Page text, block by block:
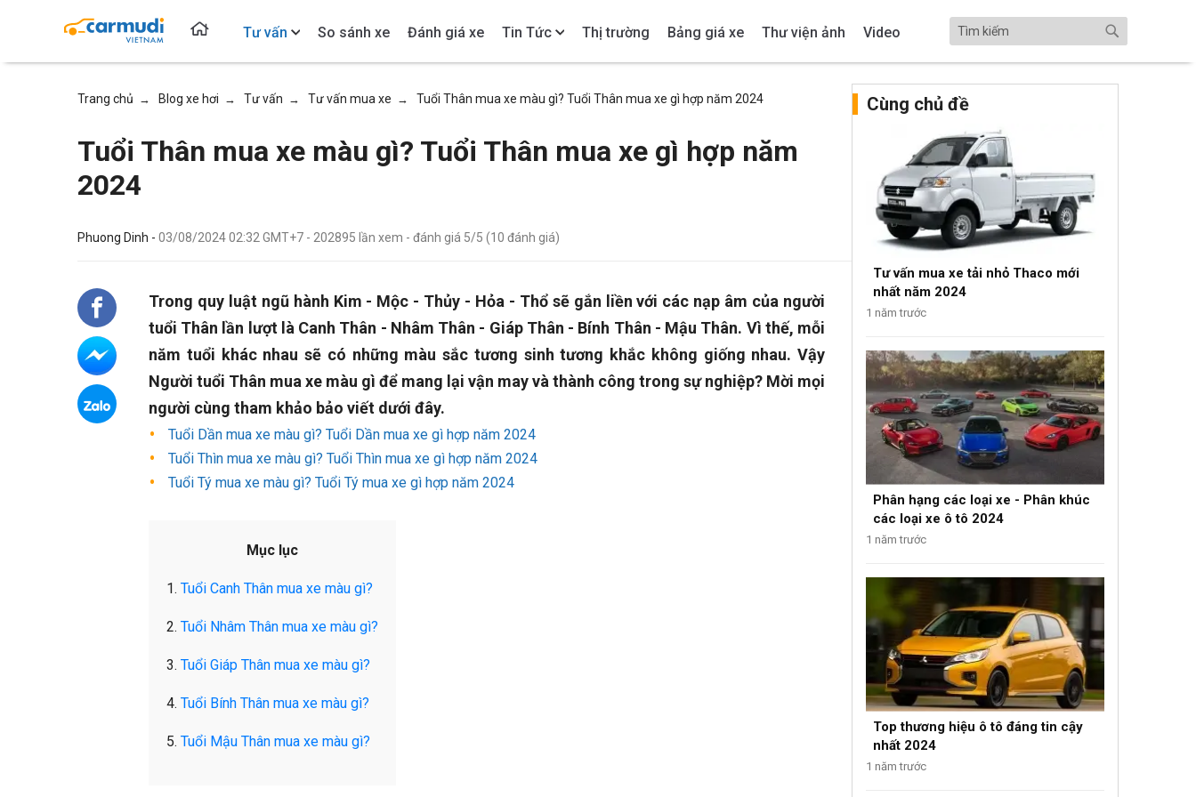
Tư vấn So sánh xe Đánh giá xe Tin Tức Thị trường Bảng giá xe Thư viện ảnh Video
Trang chủ → Blog xe hơi → Tư vấn → Tư vấn mua xe → Tuổi Thân mua xe màu gì? Tuổi Thân mua xe gì hợp năm 2024
Tuổi Thân mua xe màu gì? Tuổi Thân mua xe gì hợp năm
2024
Phuong Dinh - 03/08/2024 02:32 GMT+7 - 202895 lần xem - đánh giá 5/5 (10 đánh giá)
Trong quy luật ngũ hành Kim - Mộc - Thủy - Hỏa - Thổ sẽ gắn liền với các nạp âm của người
tuổi Thân lần lượt là Canh Thân - Nhâm Thân - Giáp Thân - Bính Thân - Mậu Thân. Vì thế, mỗi
năm tuổi khác nhau sẽ có những màu sắc tương sinh tương khắc không giống nhau. Vậy
Người tuổi Thân mua xe màu gì để mang lại vận may và thành công trong sự nghiệp? Mời mọi
người cùng tham khảo bảo viết dưới đây.
Tuổi Dần mua xe màu gì? Tuổi Dần mua xe gì hợp năm 2024
Tuổi Thìn mua xe màu gì? Tuổi Thìn mua xe gì hợp năm 2024
Tuổi Tý mua xe màu gì? Tuổi Tý mua xe gì hợp năm 2024
Mục lục
1. Tuổi Canh Thân mua xe màu gì?
2. Tuổi Nhâm Thân mua xe màu gì?
3. Tuổi Giáp Thân mua xe màu gì?
4. Tuổi Bính Thân mua xe màu gì?
5. Tuổi Mậu Thân mua xe màu gì?
Cùng chủ đề
Tư vấn mua xe tải nhỏ Thaco mới
nhất năm 2024
1 năm trước
Phân hạng các loại xe - Phân khúc
các loại xe ô tô 2024
1 năm trước
Top thương hiệu ô tô đáng tin cậy
nhất 2024
1 năm trước